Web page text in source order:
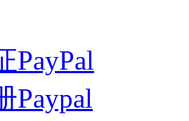
PayPal
Paypal